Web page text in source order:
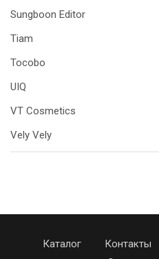
Sungboon Editor
Tiam
Tocobo
UIQ
VT Cosmetics
Vely Vely
Каталог Контакты